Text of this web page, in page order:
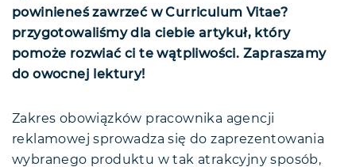
powinieneś zawrzeć w Curriculum Vitae?
przygotowaliśmy dla ciebie artykuł, który
pomoże rozwiać ci te wątpliwości. Zapraszamy
do owocnej lektury!
Zakres obowiązków pracownika agencji
reklamowej sprowadza się do zaprezentowania
wybranego produktu w tak atrakcyjny sposób,